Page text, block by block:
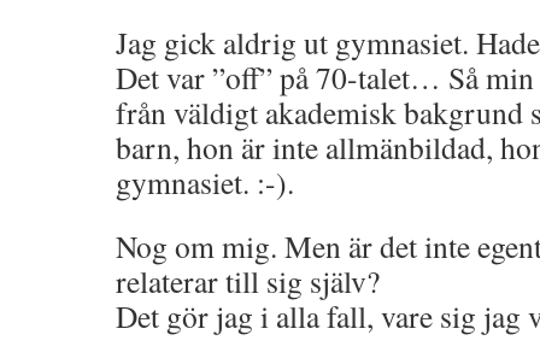
Jag gick aldrig ut gymnasiet.
Det var ”off” på 70-talet… Så
från väldigt akademisk bakgrund
barn, hon är inte allmänbildad,
gymnasiet. :-).
Nog om mig. Men är det inte
relaterar till sig själv?
Det gör jag i alla fall, vare sig jag